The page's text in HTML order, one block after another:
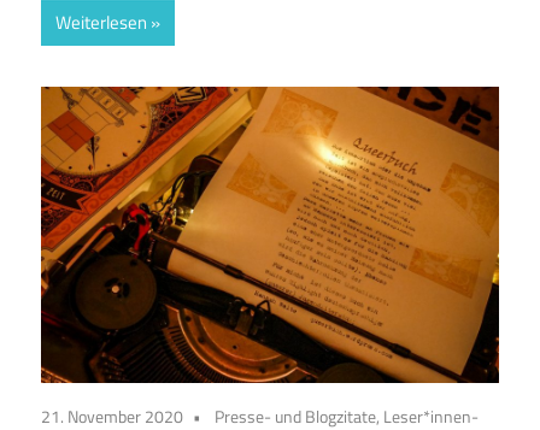
Weiterlesen
21. November 2020
Presse- und Blogzitate, Leser*innen-